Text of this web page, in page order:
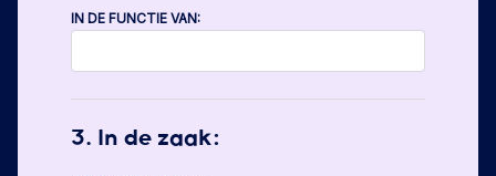
IN DE FUNCTIE VAN:
3. In de zaak: